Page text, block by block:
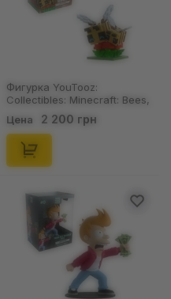
Фигурка YouTooz:
Collectibles: Minecraft: Bees,
(78454)
Цена 2 200 грн